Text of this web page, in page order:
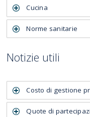
Cucina
Norme sanitarie
Notizie utili
Costo di gestione
Quote di